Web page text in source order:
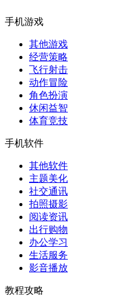
手机游戏
其他游戏
经营策略
飞行射击
动作冒险
角色扮演
休闲益智
体育竞技
手机软件
其他软件
主题美化
社交通讯
拍照摄影
阅读资讯
出行购物
办公学习
生活服务
影音播放
教程攻略